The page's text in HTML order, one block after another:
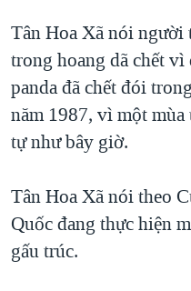
THƯỢNG ĐỈNH TRUMP-
TRỊNH VĨNH BÌNH VS.
NGƯ DÂN VIỆT VÀ LÀN
BÊN KIA QUỐC LỘ:
Tân Hoa Xã nói người
trong hoang dã chết
panda đã chết đói
năm 1987, vì một
tự như bây giờ.
Tân Hoa Xã nói theo
Quốc đang thực hiện
gấu trúc.